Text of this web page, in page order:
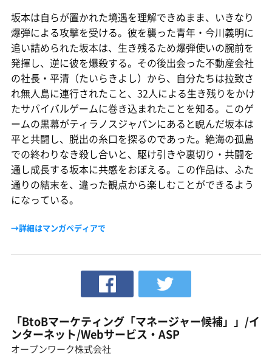
坂本は自らが置かれた境遇を理解できぬまま、いきなり
爆弾による攻撃を受ける。彼を襲った青年・今川義明に
追い詰められた坂本は、生き残るため爆弾使いの腕前を
発揮し、逆に彼を爆殺する。その後出会った不動産会社
の社長・平清（たいらきよし）から、自分たちは拉致さ
れ無人島に連行されたこと、32人による生き残りをかけ
たサバイバルゲームに巻き込まれたことを知る。このゲ
ームの黒幕がティラノスジャパンにあると睨んだ坂本は
平と共闘し、脱出の糸口を探るのであった。絶海の孤島
での終わりなき殺し合いと、駆け引きや裏切り・共闘を
通し成長する坂本に共感をおぼえる。この作品は、ふた
通りの結末を、違った観点から楽しむことができるよう
になっている。
→詳細はマンガペディアで
「BtoBマーケティング「マネージャー候補」」/イ
ンターネット/Webサービス・ASP
オープンワーク株式会社